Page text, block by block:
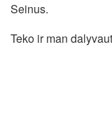
Seinus.
Teko ir man